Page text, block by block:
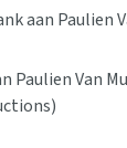
aan Paulien
Paulien Van